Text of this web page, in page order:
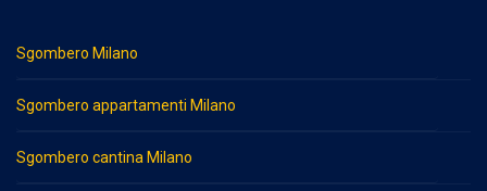
Sgombero Milano
Sgombero appartamenti Milano
Sgombero cantina Milano